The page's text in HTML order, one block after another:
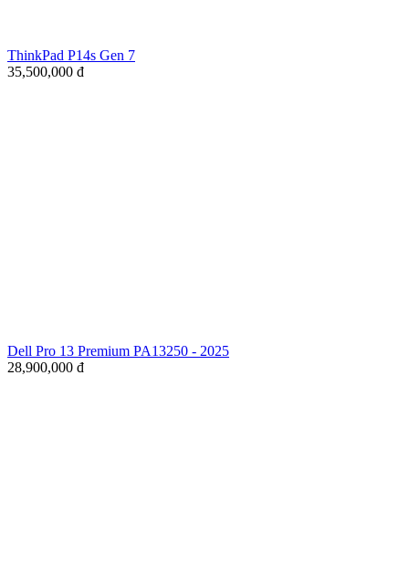
ThinkPad P14s Gen 7
35,500,000 đ
Dell Pro 13 Premium PA13250 - 2025
28,900,000 đ